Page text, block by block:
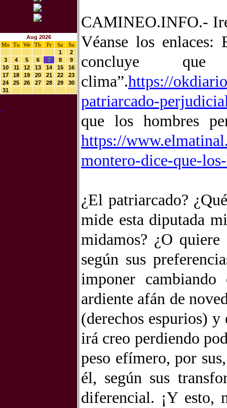
Aug 2026
Mo
Tu We Th Fr Sa
Su
1
2
3
4 5 6 7 8
9
10
11 12 13 14 15
16
17
18 19 20 21 22
23
24
25 26 27 28 29
30
31
CAMINEO.INFO.-
Véanse los
concluye
clima”.https://
patriarcado-
que los hombres
https://
montero-dice-que-
¿El patriarcado?
mide esta diputada
midamos? ¿O
según sus
imponer
ardiente afán de
(derechos espurios)
irá creo perdiendo
peso efímero, por
él, según sus
diferencial. ¡Y esto,